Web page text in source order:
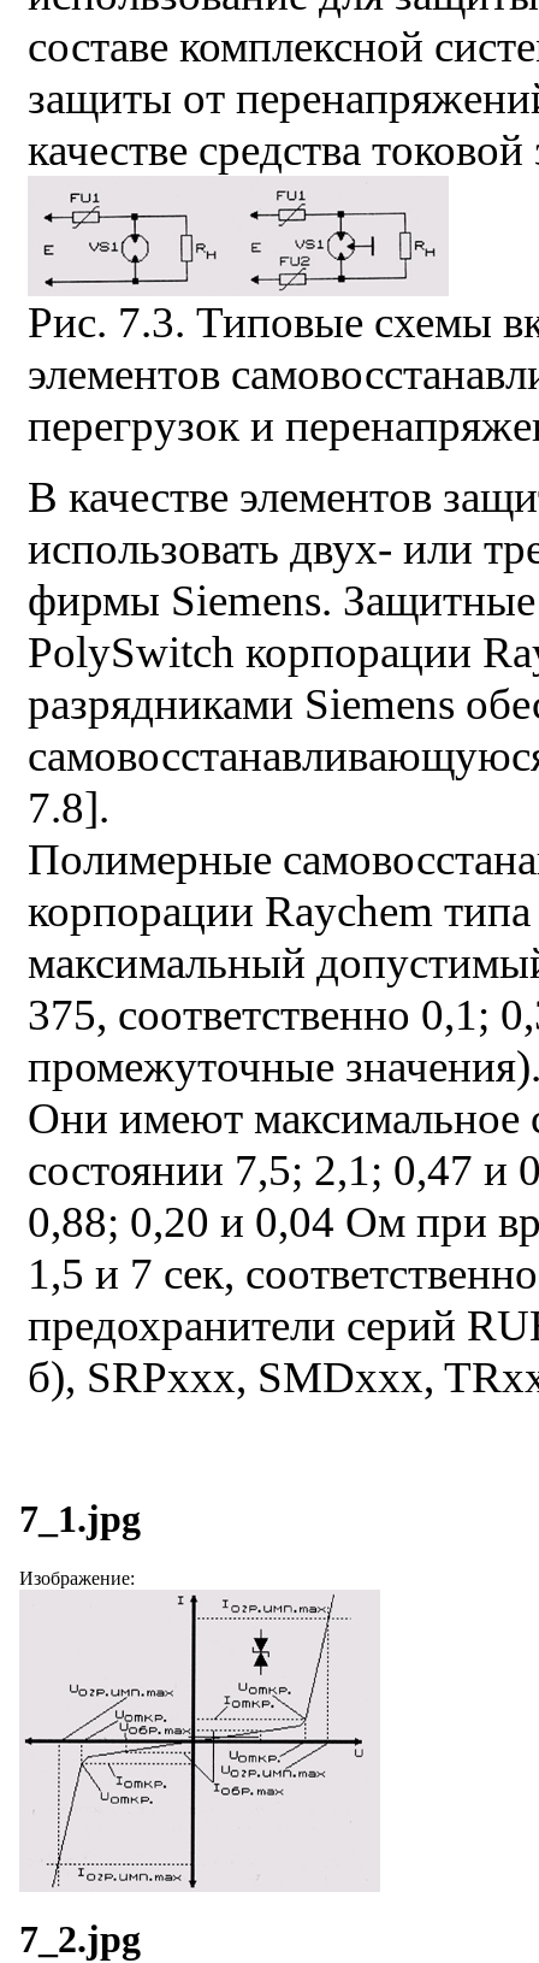
составе комплексной
защиты от
качестве средства
Рис. 7.3. Типовые схемы
элементов
перегрузок и
В качестве элементов
использовать двух- или
фирмы Siemens. Защитные
PolySwitch корпорации
разрядниками Siemens
7.8].
Полимерные
корпорации Raychem
максимальный
375, соответственно 0,1;
промежуточные
Они имеют максимальное
состоянии 7,5; 2,1; 0,47
0,88; 0,20 и 0,04 Ом при
1,5 и 7 сек,
предохранители серий
б), SRPxxx, SMDxxx,
7_1.jpg
Изображение:
7_2.jpg